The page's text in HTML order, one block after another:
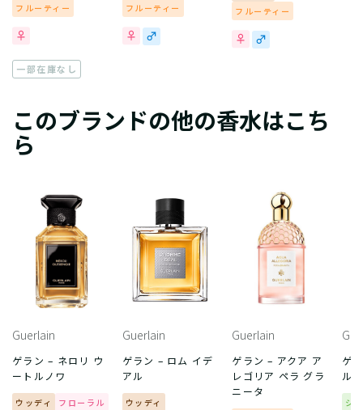
フルーティー
一部在庫なし
フルーティー
フルーティー
このブランドの他の香水はこち
ら
Guerlain
ゲラン – ネロリ ウ
ートルノワ
ウッディ フローラル
Guerlain
ゲラン – ロム イデ
アル
ウッディ
Guerlain
ゲラン – アクア ア
レゴリア ペラ グラ
ニータ
ゲ
ル
シ